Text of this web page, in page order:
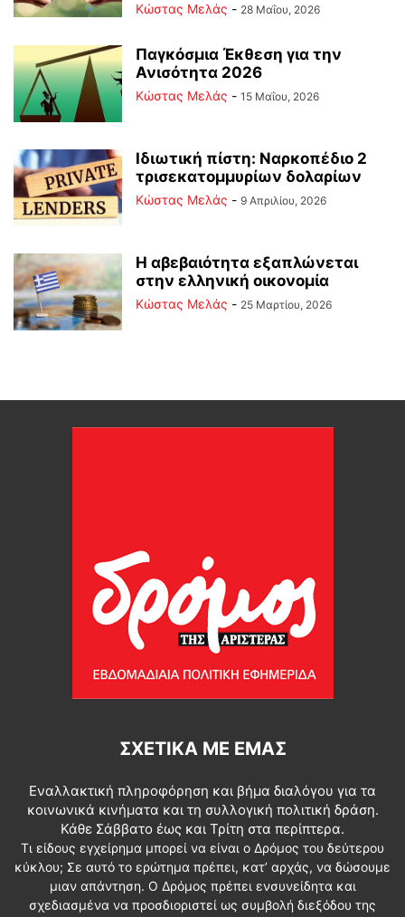
Κώστας Μελάς - 28 Μαΐου, 2026
Παγκόσμια Έκθεση για την
Ανισότητα 2026
Κώστας Μελάς - 15 Μαΐου, 2026
Ιδιωτική πίστη: Ναρκοπέδιο 2
τρισεκατομμυρίων δολαρίων
Κώστας Μελάς - 9 Απριλίου, 2026
Η αβεβαιότητα εξαπλώνεται
στην ελληνική οικονομία
Κώστας Μελάς - 25 Μαρτίου, 2026
ΣΧΕΤΙΚΆ ΜΕ ΕΜΆΣ
Εναλλακτική πληροφόρηση και βήμα διαλόγου για τα
κοινωνικά κινήματα και τη συλλογική πολιτική δράση.
Κάθε Σάββατο έως και Τρίτη στα περίπτερα.
Τι είδους εγχείρημα μπορεί να είναι ο Δρόμος του δεύτερου
κύκλου; Σε αυτό το ερώτημα πρέπει, κατ’ αρχάς, να δώσουμε
μιαν απάντηση. Ο Δρόμος πρέπει ενσυνείδητα και
σχεδιασμένα να προσδιοριστεί ως συμβολή διεξόδου της